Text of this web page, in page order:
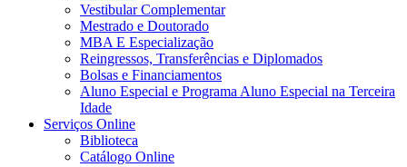
Vestibular Complementar
Mestrado e Doutorado
MBA E Especialização
Reingressos, Transferências e Diplomados
Bolsas e Financiamentos
Aluno Especial e Programa Aluno Especial na Terceira
Idade
Serviços Online
Biblioteca
Catálogo Online